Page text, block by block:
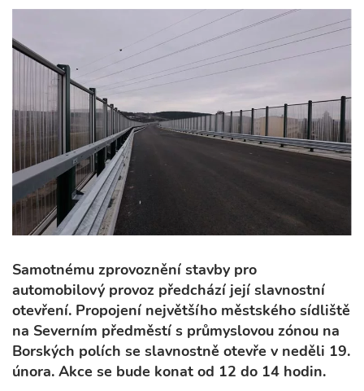
Samotnému zprovoznění stavby pro
automobilový provoz předchází její slavnostní
otevření. Propojení největšího městského sídliště
na Severním předměstí s průmyslovou zónou na
Borských polích se slavnostně otevře v neděli 19.
února. Akce se bude konat od 12 do 14 hodin.